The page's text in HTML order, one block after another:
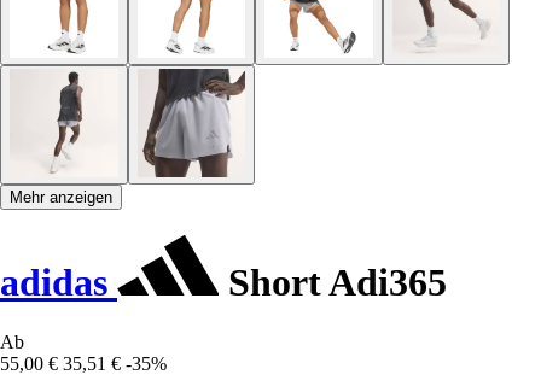
Mehr anzeigen
adidas Short Adi365
Ab
55,00 € 35,51 € -35%